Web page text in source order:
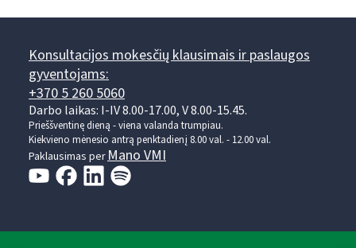
Konsultacijos mokesčių klausimais ir paslaugos
gyventojams:
+370 5 260 5060
Darbo laikas: I-IV 8.00-17.00, V 8.00-15.45.
Prieššventinę dieną - viena valanda trumpiau.
Kiekvieno mėnesio antrą penktadienį 8.00 val. - 12.00 val.
Paklausimas per Mano VMI